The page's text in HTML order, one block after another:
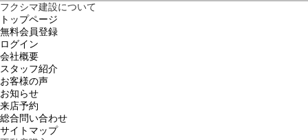
フクシマ建設について
トップページ
無料会員登録
ログイン
会社概要
スタッフ紹介
お客様の声
お知らせ
来店予約
総合問い合わせ
サイトマップ